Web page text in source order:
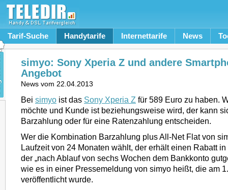
Tarif-Suche Handytarife Internettarife News
simyo: Sony Xperia Z und andere
Angebot
News vom 22.04.2013
Bei simyo ist das Sony Xperia Z für 589 Euro zu haben.
möchte und Kunde ist beziehungsweise wird, der kann
Barzahlung oder für eine Ratenzahlung entscheiden.
Wer die Kombination Barzahlung plus All-Net Flat von
Laufzeit von 24 Monaten wählt, der erhält einen Rabatt
der „nach Ablauf von sechs Wochen dem Bankkonto
wie es in einer Pressemeldung von simyo heißt, die am
veröffentlicht wurde.